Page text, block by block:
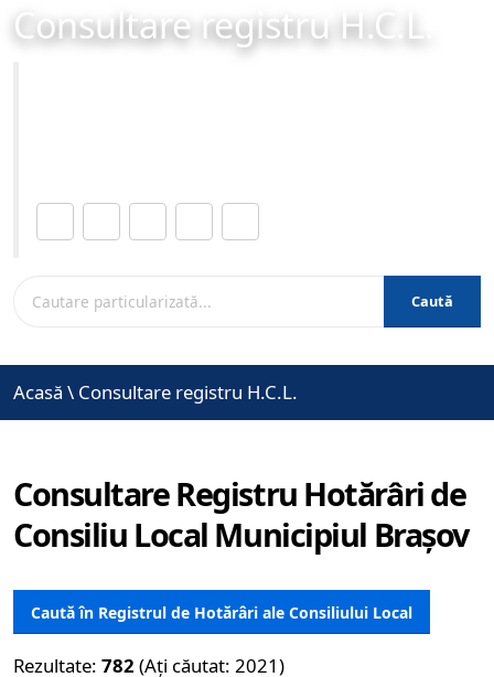
Consultare registru H.C.L.
Caută
Acasă \ Consultare registru H.C.L.
Consultare Registru Hotărâri de
Consiliu Local Municipiul Brașov
Caută în Registrul de Hotărâri ale Consiliului Local
Rezultate: 782 (Ați căutat: 2021)